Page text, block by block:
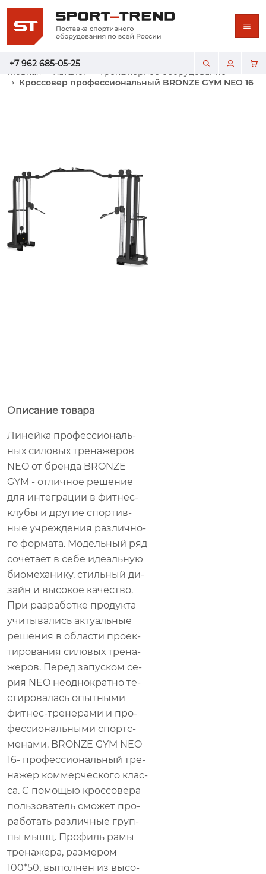
+7 962 685-05-25
Главная Каталог
Тренажерное оборудование
Кроссовер профессиональный BRONZE GYM NEO 16
Описание товара
Ли­ней­ка про­фес­си­о­наль­
ных си­ло­вых тре­на­же­ров
NEO от брен­да BRONZE
GYM - от­лич­ное ре­ше­ние
для ин­те­гра­ции в фит­нес-
клу­бы и дру­гие спор­тив­
ные учре­жде­ния раз­лич­но­
го фор­ма­та. Мо­дель­ный ряд
со­че­та­ет в себе иде­аль­ную
био­ме­ха­ни­ку, стиль­ный ди­
зайн и вы­со­кое ка­че­ство.
При раз­ра­бот­ке про­дук­та
учи­ты­ва­лись ак­ту­аль­ные
ре­ше­ния в об­ла­сти про­ек­
ти­ро­ва­ния си­ло­вых тре­на­
же­ров. Пе­ред за­пус­ком се­
рия NEO неод­но­крат­но те­
сти­ро­ва­лась опыт­ны­ми
фит­нес-тре­не­ра­ми и про­
фес­си­о­наль­ны­ми спортс­
ме­на­ми. BRONZE GYM NEO
16- про­фес­си­о­наль­ный тре­
на­жер ком­мер­че­ско­го клас­
са. C по­мо­щью крос­со­ве­ра
поль­зо­ва­тель смо­жет про­
ра­бо­тать раз­лич­ные груп­
пы мышц. Про­филь рамы
тре­на­же­ра, раз­ме­ром
100*50, вы­пол­нен из вы­со­